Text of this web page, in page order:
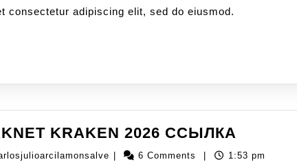
consectetur adipiscing elit, sed do eiusmod.
KRAKEN 2026 ССЫЛКА
6 Comments 1:53 pm